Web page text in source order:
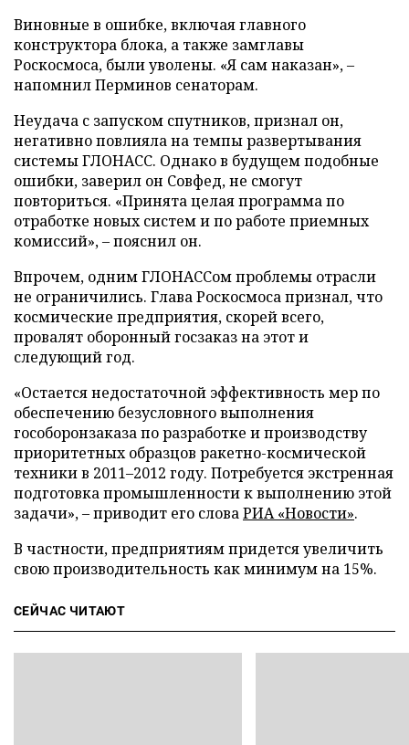
Виновные в ошибке, включая главного
конструктора блока, а также замглавы
Роскосмоса, были уволены. «Я сам наказан»,–
напомнил Перминов сенаторам.
Неудача с запуском спутников, признал он,
негативно повлияла на темпы развертывания
системы ГЛОНАСС. Однако в будущем подобные
ошибки, заверил он Совфед, не смогут
повториться. «Принята целая программа по
отработке новых систем и по работе приемных
комиссий»,–пояснил он.
Впрочем, одним ГЛОНАССом проблемы отрасли
не ограничились. Глава Роскосмоса признал, что
космические предприятия, скорей всего,
провалят оборонный госзаказ на этот и
следующий год.
«Остается недостаточной эффективность мер по
обеспечению безусловного выполнения
гособоронзаказа по разработке и производству
приоритетных образцов ракетно-космической
техники в 2011–2012 году. Потребуется экстренная
подготовка промышленности к выполнению этой
задачи»,–приводит его словаРИА «Новости».
В частности, предприятиям придется увеличить
свою производительность как минимум на 15%.
СЕЙЧАС ЧИТАЮТ